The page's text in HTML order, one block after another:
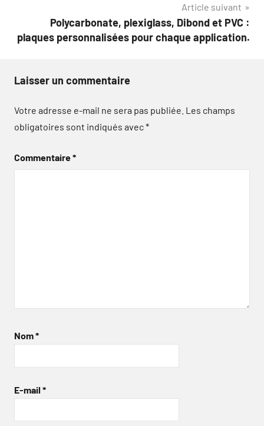
Article suivant
Polycarbonate, plexiglass, Dibond et PVC :
plaques personnalisées pour chaque application.
Laisser un commentaire
Votre adresse e-mail ne sera pas publiée. Les champs
obligatoires sont indiqués avec*
Commentaire*
Nom*
E-mail *